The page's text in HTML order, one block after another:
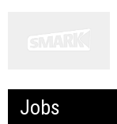
Jobs